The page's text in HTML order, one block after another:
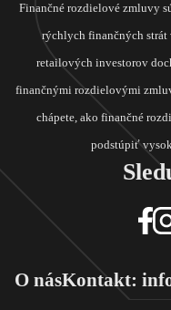
Finančné rozdielové zmluvy
rýchlych finančných strát
retailových investorov
finančnými rozdielovými
chápete, ako finančné
podstúpiť
O násKontakt: